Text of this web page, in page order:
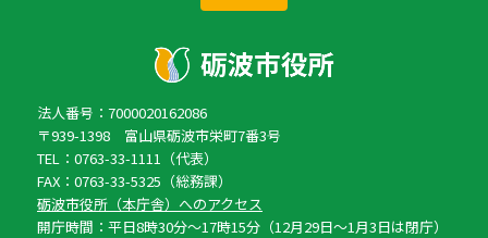
法人番号：7000020162086
〒939-1398 富山県砺波市栄町7番3号
TEL：0763-33-1111（代表）
FAX：0763-33-5325（総務課）
砺波市役所（本庁舎）へのアクセス
開庁時間：平日8時30分〜17時15分（12月29日〜1月3日は閉庁）